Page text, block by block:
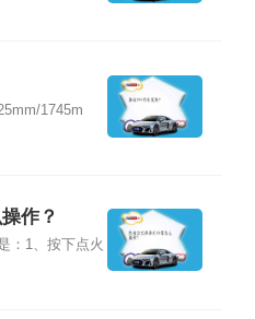
1745m
作？
：1、按下点火